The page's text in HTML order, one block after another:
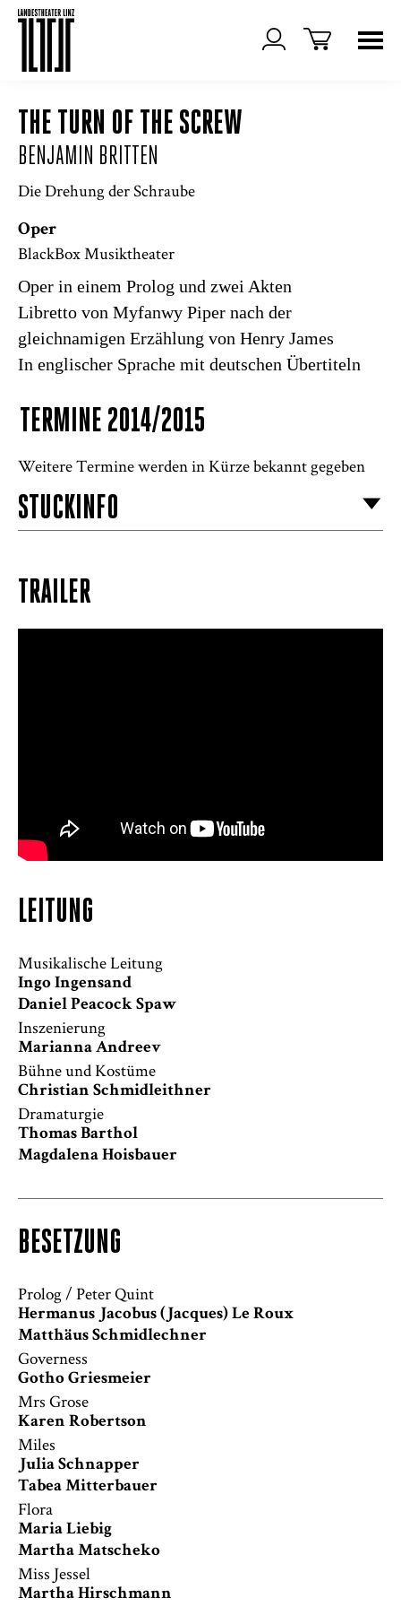
THE TURN OF THE SCREW
BENJAMIN BRITTEN
Die Drehung der Schraube
Oper
BlackBox Musiktheater
Oper in einem Prolog und zwei Akten
Libretto von Myfanwy Piper nach der
gleichnamigen Erzählung von Henry James
In englischer Sprache mit deutschen Übertiteln
TERMINE 2014/2015
Weitere Termine werden in Kürze bekannt gegeben
STÜCKINFO
TRAILER
LEITUNG
Musikalische Leitung
Ingo Ingensand
Daniel Peacock Spaw
Inszenierung
Marianna Andreev
Bühne und Kostüme
Christian Schmidleithner
Dramaturgie
Thomas Barthol
Magdalena Hoisbauer
BESETZUNG
Prolog / Peter Quint
Hermanus Jacobus (Jacques) Le Roux
Matthäus Schmidlechner
Governess
Gotho Griesmeier
Mrs Grose
Karen Robertson
Miles
Julia Schnapper
Tabea Mitterbauer
Flora
Maria Liebig
Martha Matscheko
Miss Jessel
Martha Hirschmann